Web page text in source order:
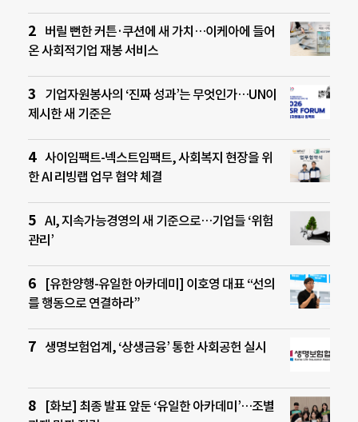
버릴 뻔한 커튼·쿠션에 새 가치…이케아에 들어
온 사회적기업 재봉 서비스
기업자원봉사의 ‘진짜 성과’는 무엇인가…UN이
제시한 새 기준은
사이임팩트-넥스트임팩트, 사회복지 현장을 위
한 AI 리빙랩 업무 협약 체결
AI, 지속가능경영의 새 기준으로…기업들 ‘위험
관리’
[유한양행-유일한 아카데미] 이호영 대표 “선의
를 행동으로 연결하라”
생명보험업계, ‘상생금융’ 통한 사회공헌 실시
[화보] 최종 발표 앞둔 ‘유일한 아카데미’…조별